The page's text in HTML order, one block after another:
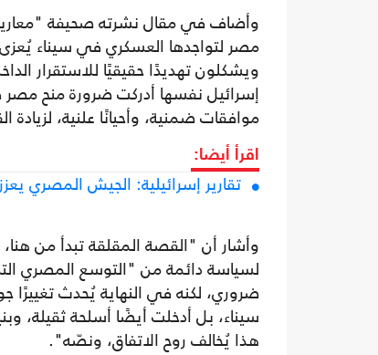
مصر لتواجدها العسكري في سيناء
ويشكلون تهديدًا حقيقيًا للاستقرار
إسرائيل نفسها أدركت ضرورة منح مصر
موافقات ضمنية، وأحيانًا علنية،
اقرأ أيضا:
تقارير إسرائيلية: الجيش المصري
وأشار أن "القصة المقلقة تبدأ من
لسياسة دائمة من "التوسع المصري
ضروري، لكنه في النهاية يُحدث
سيناء، بل أدخلت أيضًا أسلحة ثقيلة،
هذا يُخالف روح الاتفاق، ونصّه".